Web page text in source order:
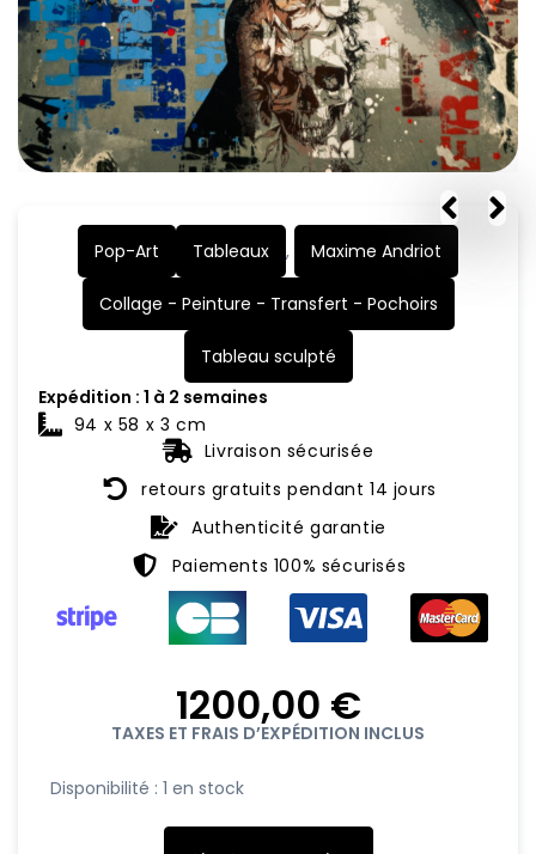
Pop-Art Tableaux , Maxime Andriot
Collage - Peinture - Transfert - Pochoirs
Tableau sculpté
Expédition : 1 à 2 semaines
94 x 58 x 3 cm
Livraison sécurisée
retours gratuits pendant 14 jours
Authenticité garantie
Paiements 100% sécurisés
1200,00 €
TAXES ET FRAIS D’EXPÉDITION INCLUS
Disponibilité : 1 en stock
quantité